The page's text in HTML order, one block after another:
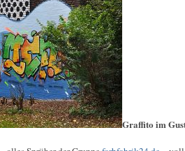
Graffito im